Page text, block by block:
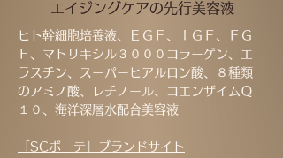
エイジングケアの先行美容液
ヒト幹細胞培養液、ＥＧＦ、ＩＧＦ、ＦＧ
Ｆ、マトリキシル３０００コラーゲン、エ
ラスチン、スーパーヒアルロン酸、８種類
のアミノ酸、レチノール、コエンザイムＱ
１０、海洋深層水配合美容液
「SCボーテ」ブラン ドサイト